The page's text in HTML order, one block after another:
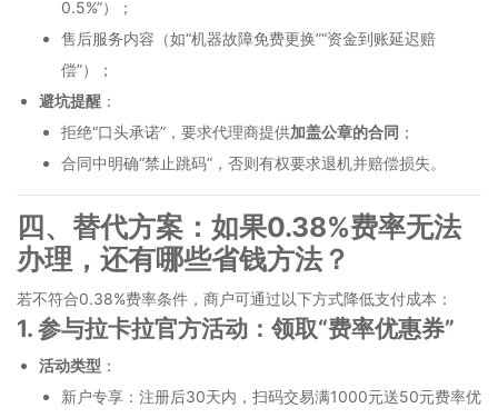
0.5%”）；
售后服务内容（如“机器故障免费更换”“资金到账延迟赔
偿”）；
避坑提醒 ：
拒绝“口头承诺”，要求代理商提供加盖公章的合同 ；
合同中明确“禁止跳码”，否则有权要求退机并赔偿损失。
四、替代方案：如果0.38%费率无法
办理，还有哪些省钱方法？
若不符合0.38%费率条件，商户可通过以下方式降低支付成本：
1. 参与拉卡拉官方活动：领取“费率优惠券”
活动类型 ：
新户专享：注册后30天内，扫码交易满1000元送50元费率优